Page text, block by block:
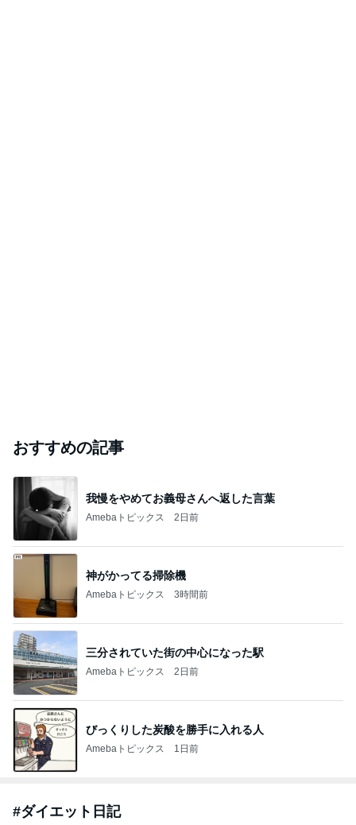
おすすめの記事
我慢をやめてお義母さんへ返した言葉
Amebaトピックス 2日前
神がかってる掃除機
Amebaトピックス 3時間前
三分されていた街の中心になった駅
Amebaトピックス 2日前
びっくりした炭酸を勝手に入れる人
Amebaトピックス 1日前
#ダイエット日記